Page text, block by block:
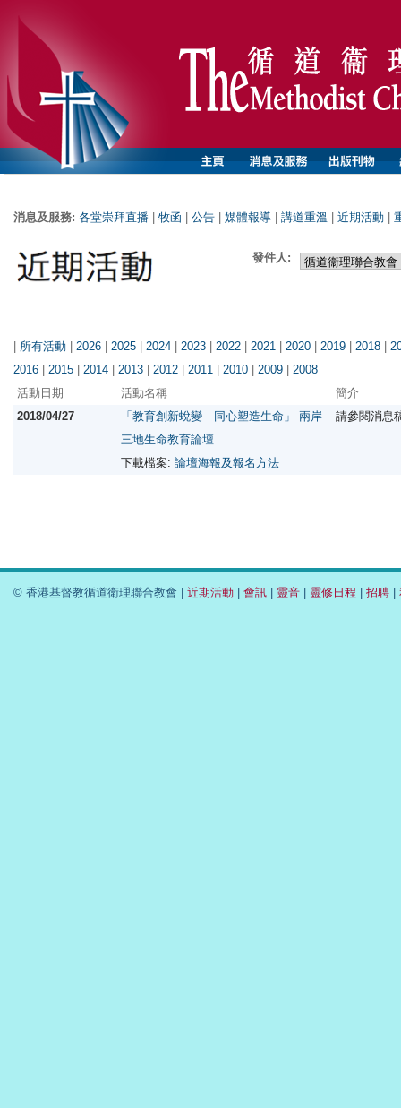
消息及服務: 各堂崇拜直播 牧函 公告 媒體報導 講道重溫 近期活動
發件人:
| 所有活動 | 2026 | 2025 | 2024 | 2023 | 2022 | 2021 | 2020 | 2019 | 2018 |
2016 | 2015 | 2014 | 2013 | 2012 | 2011 | 2010 | 2009 | 2008
活動日期
活動名稱
簡介
2018/04/27
「教育創新蛻變 同心塑造生命」 兩岸
三地生命教育論壇
下載檔案: 論壇海報及報名方法
請參閱消息
© 香港基督教循道衛理聯合教會 | 近期活動 | 會訊 | 靈音 | 靈修日程 | 招聘 |